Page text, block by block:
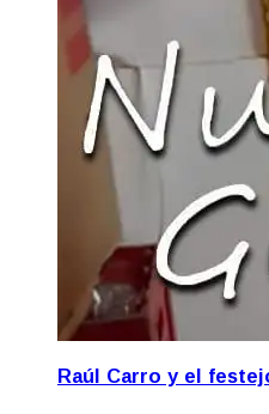
Raúl Carro y el